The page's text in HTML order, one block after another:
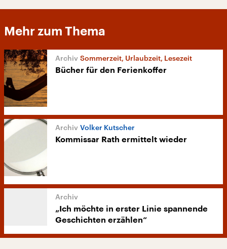
Mehr zum Thema
Sommerzeit, Urlaubzeit, Lesezeit
Bücher für den Ferienkoffer
Volker Kutscher
Kommissar Rath ermittelt wieder
„Ich möchte in erster Linie spannende
Geschichten erzählen“